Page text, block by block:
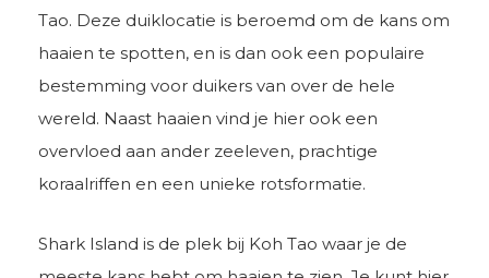
Tao. Deze duiklocatie is beroemd om de kans om
haaien te spotten, en is dan ook een populaire
bestemming voor duikers van over de hele
wereld. Naast haaien vind je hier ook een
overvloed aan ander zeeleven, prachtige
koraalriffen en een unieke rotsformatie.
Shark Island is de plek bij Koh Tao waar je de